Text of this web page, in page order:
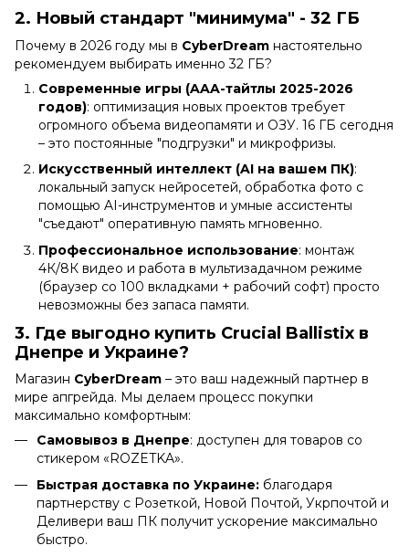
2. Новый стандарт "минимума" - 32 ГБ
Почему в 2026 году мы в CyberDream настоятельно
рекомендуем выбирать именно 32 ГБ?
Современные игры (AAA-тайтлы 2025-2026
годов): оптимизация новых проектов требует
огромного объема видеопамяти и ОЗУ. 16 ГБ сегодня
– это постоянные "подгрузки" и микрофризы.
Искусственный интеллект (AI на вашем ПК):
локальный запуск нейросетей, обработка фото с
помощью AI-инструментов и умные ассистенты
"съедают" оперативную память мгновенно.
Профессиональное использование: монтаж
4К/8К видео и работа в мультизадачном режиме
(браузер со 100 вкладками + рабочий софт) просто
невозможны без запаса памяти.
3. Где выгодно купить Crucial Ballistix в
Днепре и Украине?
Магазин CyberDream – это ваш надежный партнер в
мире апгрейда. Мы делаем процесс покупки
максимально комфортным:
Самовывоз в Днепре: доступен для товаров со
стикером «ROZETKA».
Быстрая доставка по Украине: благодаря
партнерству с Розеткой, Новой Почтой, Укрпочтой и
Деливери ваш ПК получит ускорение максимально
быстро.